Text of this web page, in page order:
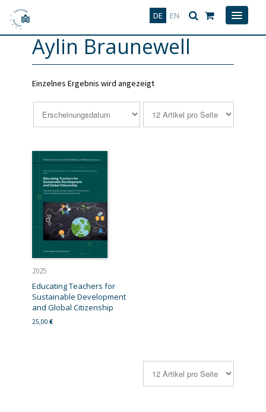
DE EN
Deutsch
Aylin Braunewell
Einzelnes Ergebnis wird angezeigt
2025
Educating Teachers for
Sustainable Development
and Global Citizenship
25,00 €